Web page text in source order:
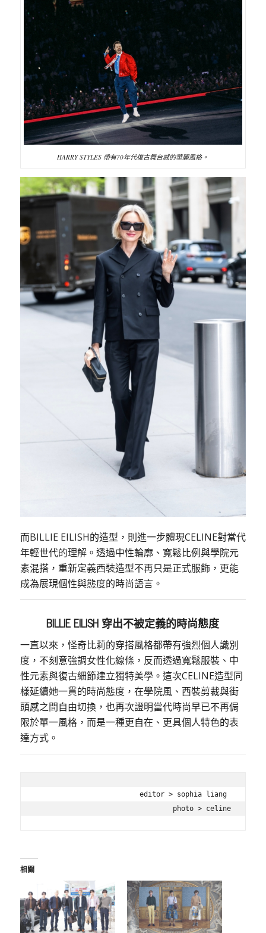
HARRY STYLES 帶有70年代復古舞台感的華麗風格。
而BILLIE EILISH的造型，則進一步體現CELINE對當代
年輕世代的理解。透過中性輪廓、寬鬆比例與學院元
素混搭，重新定義西裝造型不再只是正式服飾，更能
成為展現個性與態度的時尚語言。
BILLIE EILISH穿出不被定義的時尚態度
一直以來，怪奇比莉的穿搭風格都帶有強烈個人識別
度，不刻意強調女性化線條，反而透過寬鬆服裝、中
性元素與復古細節建立獨特美學。這次CELINE造型同
樣延續她一貫的時尚態度，在學院風、西裝剪裁與街
頭感之間自由切換，也再次證明當代時尚早已不再侷
限於單一風格，而是一種更自在、更具個人特色的表
達方式。
editor > sophia liang
photo > celine
相關